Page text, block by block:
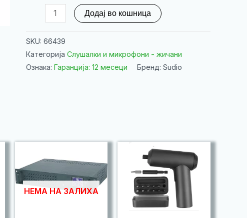
Earbuds
Sudio
Bluetooth
Додај во кошница
SKU: 66439
Категорија Слушалки и микрофони - жичани
Ознака: Гаранција: 12 месеци Бренд: Sudio
НЕМА НА ЗАЛИХА